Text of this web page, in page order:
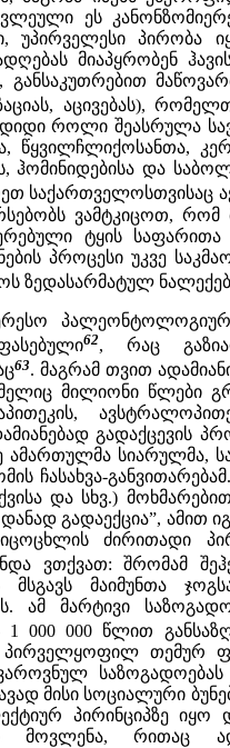
ეს
უპირველესი პირობა
მიაპყრობენ
აცივებას),
როლი შეასრულა
წყვილჩლიქოსანთა,
ჰომინიდებისა და
ვამტკიცოთ, რომ
ტყის
პროცესი უკვე
ზედასარმატულ
62, რაც
63. მაგრამ თვით
მილიონი წლები
გადაქცევის
ამართულმა სიარულმა,
ჩასახვა-
ქვისა და სხვ.)
გადაექცია”, ამით
ძირითადი
ვთქვათ: შრომამ
მსგავს მაიმუნთა
ამ მარტივი
1 000 000 წლით
პირველყოფილ თემურ
მისი სოციალური
პირინციპზე
მოვლენა, რითაც